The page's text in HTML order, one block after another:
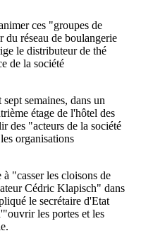
ces "groupes de
réseau de boulangerie
le distributeur de thé
de la société
semaines, dans un
étage de l'hôtel des
des "acteurs de la société
organisations
"casser les cloisons de
Cédric Klapisch" dans
le secrétaire d'Etat
les portes et les